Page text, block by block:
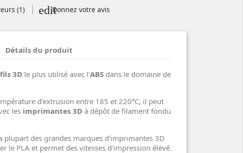
(1) editDonnez votre avis
Détails du produit
fils 3D le plus utilisé avec l'ABS dans le domaine de
d'extrusion entre 185 et 220°C, il peut
les imprimantes 3D à dépôt de filament fondu
plupart des grandes marques d'imprimantes 3D
le PLA et permet des vitesses d'impression élevé.